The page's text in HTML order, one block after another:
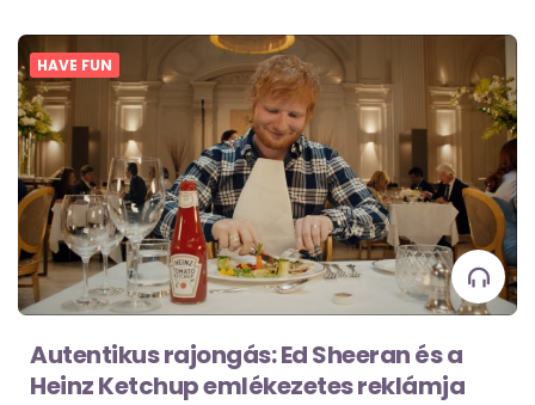
HAVE FUN
Autentikus rajongás: Ed Sheeran és a
Heinz Ketchup emlékezetes reklámja